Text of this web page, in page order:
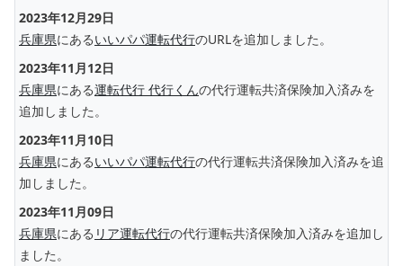
2023年12月29日
兵庫県にあるいいパパ運転代行のURLを追加しました。
2023年11月12日
兵庫県にある運転代行 代行くんの代行運転共済保険加入済みを
追加しました。
2023年11月10日
兵庫県にあるいいパパ運転代行の代行運転共済保険加入済みを追
加しました。
2023年11月09日
兵庫県にある リア運転代行の代行運転共済保険加入済みを追加し
ました。